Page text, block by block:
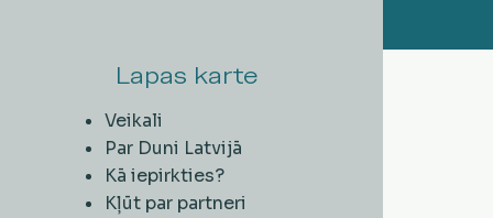
Lapas karte
Veikali
Par Duni Latvijā
Kā iepirkties?
Kļūt par partneri